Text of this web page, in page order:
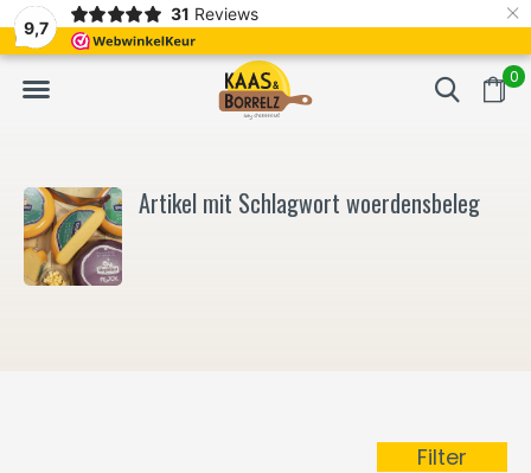
9,7
31 Reviews ×
0
Frisch geschnitten und vakuumverpackt. Meistens Lieferung
Artikel mit Schlagwort woerdensbeleg
Filter